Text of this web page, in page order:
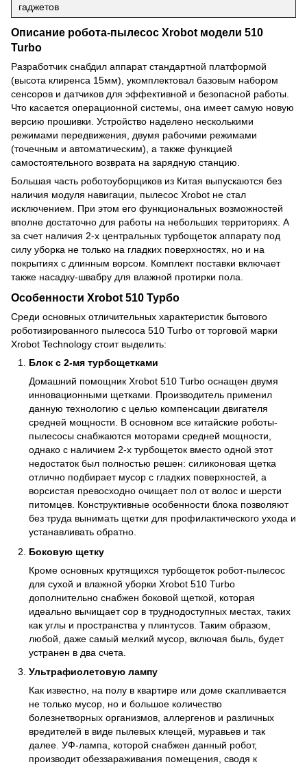
гаджетов
Описание робота-пылесос Xrobot модели 510
Turbo
Разработчик снабдил аппарат стандартной платформой
(высота клиренса 15мм), укомплектовал базовым набором
сенсоров и датчиков для эффективной и безопасной работы.
Что касается операционной системы, она имеет самую новую
версию прошивки. Устройство наделено несколькими
режимами передвижения, двумя рабочими режимами
(точечным и автоматическим), а также функцией
самостоятельного возврата на зарядную станцию.
Большая часть роботоуборщиков из Китая выпускаются без
наличия модуля навигации, пылесос Xrobot не стал
исключением. При этом его функциональных возможностей
вполне достаточно для работы на небольших территориях. А
за счет наличия 2-х центральных турбощеток аппарату под
силу уборка не только на гладких поверхностях, но и на
покрытиях с длинным ворсом. Комплект поставки включает
также насадку-швабру для влажной протирки пола.
Особенности Xrobot 510 Турбо
Среди основных отличительных характеристик бытового
роботизированного пылесоса 510 Turbo от торговой марки
Xrobot Technology стоит выделить:
Блок с 2-мя турбощетками
Домашний помощник Xrobot 510 Turbo оснащен двумя
инновационными щетками. Производитель применил
данную технологию с целью компенсации двигателя
средней мощности. В основном все китайские роботы-
пылесосы снабжаются моторами средней мощности,
однако с наличием 2-х турбощеток вместо одной этот
недостаток был полностью решен: силиконовая щетка
отлично подбирает мусор с гладких поверхностей, а
ворсистая превосходно очищает пол от волос и шерсти
питомцев. Конструктивные особенности блока позволяют
без труда вынимать щетки для профилактического ухода и
устанавливать обратно.
Боковую щетку
Кроме основных крутящихся турбощеток робот-пылесос
для сухой и влажной уборки Xrobot 510 Turbo
дополнительно снабжен боковой щеткой, которая
идеально вычищает сор в труднодоступных местах, таких
как углы и пространства у плинтусов. Таким образом,
любой, даже самый мелкий мусор, включая быль, будет
устранен в два счета.
Ультрафиолетовую лампу
Как известно, на полу в квартире или доме скапливается
не только мусор, но и большое количество
болезнетворных организмов, аллергенов и различных
вредителей в виде пылевых клещей, муравьев и так
далее. УФ-лампа, которой снабжен данный робот,
производит обеззараживания помещения, сводя к